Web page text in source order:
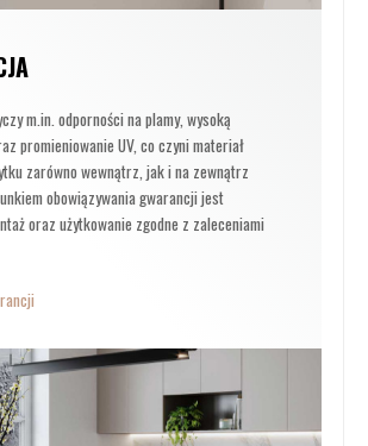
m.in. odporności na plamy, wysoką
promieniowanie UV, co czyni materiał
zarówno wewnątrz, jak i na zewnątrz
obowiązywania gwarancji jest
oraz użytkowanie zgodne z zaleceniami